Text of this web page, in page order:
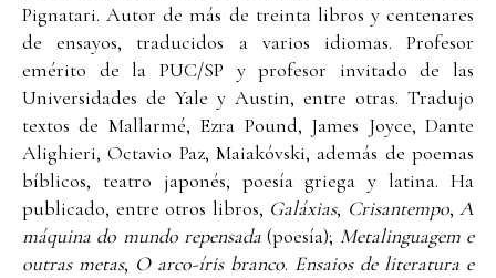
Pignatari. Autor de más de treinta libros y centenares
de ensayos, traducidos a varios idiomas. Profesor
emérito de la PUC/SP y profesor invitado de las
Universidades de Yale y Austin, entre otras. Tradujo
textos de Mallarmé, Ezra Pound, James Joyce, Dante
Alighieri, Octavio Paz, Maiakóvski, además de poemas
bíblicos, teatro japonés, poesía griega y latina. Ha
publicado, entre otros libros, Galáxias, Crisantempo, A
máquina do mundo repensada (poesía); Metalinguagem e
outras metas, O arco-íris branco. Ensaios de literatura e